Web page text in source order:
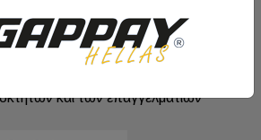
σχεδιάζει και δημιουργεί προϊόντα
"ένα βήμα μπροστά". Η Gappay
να κοιτάει προς τα εμπρός και θα
και των επαγγελματιών